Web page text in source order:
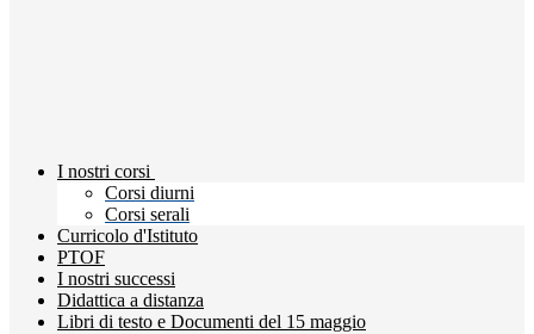
I nostri corsi
Corsi diurni
Corsi serali
Curricolo d'Istituto
PTOF
I nostri successi
Didattica a distanza
Libri di testo e Documenti del 15 maggio